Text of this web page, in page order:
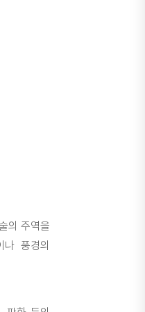
의 주역을
나 풍경의